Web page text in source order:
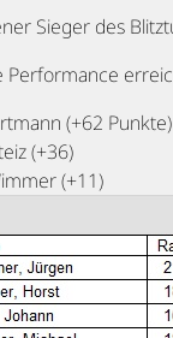
Sieger des
Performance
(+62 Punkte)
(+36)
(+11)